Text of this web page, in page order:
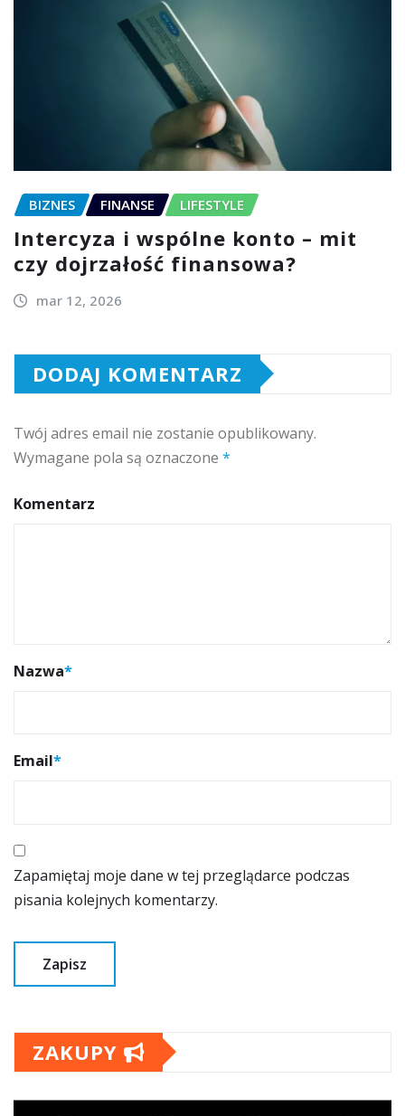
BIZNES FINANSE LIFESTYLE
Intercyza i wspólne konto – mit
czy dojrzałość finansowa?
mar 12, 2026
DODAJ KOMENTARZ
Twój adres email nie zostanie opublikowany.
Wymagane pola są oznaczone *
Komentarz
Nazwa*
Email*
Zapamiętaj moje dane w tej przeglądarce podczas
pisania kolejnych komentarzy.
ZAKUPY